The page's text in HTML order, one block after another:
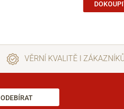
VĚRNÍ KVALITĚ I
ODEBÍRAT